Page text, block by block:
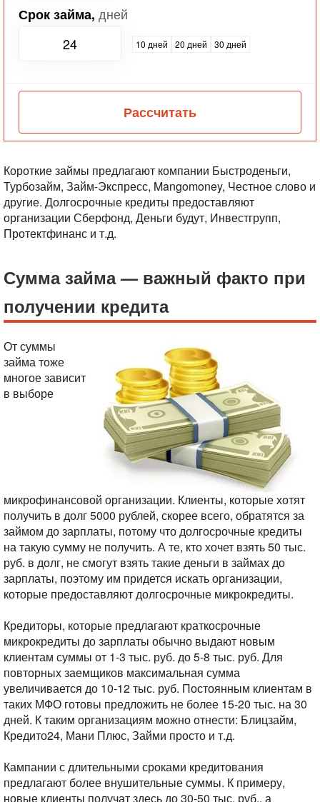
Срок займа, дней
10 дней 20 дней 30 дней
Рассчитать
Короткие займы предлагают компании Быстроденьги,
Турбозайм, Займ-Экспресс, Mangomoney, Честное слово и
другие. Долгосрочные кредиты предоставляют
организации Сберфонд, Деньги будут, Инвестгрупп,
Протектфинанс и т.д.
Сумма займа — важный факто при
получении кредита
От суммы
займа тоже
многое зависит
в выборе
микрофинансовой организации. Клиенты, которые хотят
получить в долг 5000 рублей, скорее всего, обратятся за
займом до зарплаты, потому что долгосрочные кредиты
на такую сумму не получить. А те, кто хочет взять 50 тыс.
руб. в долг, не смогут взять такие деньги в займах до
зарплаты, поэтому им придется искать организации,
которые предоставляют долгосрочные микрокредиты.
Кредиторы, которые предлагают краткосрочные
микрокредиты до зарплаты обычно выдают новым
клиентам суммы от 1-3 тыс. руб. до 5-8 тыс. руб. Для
повторных заемщиков максимальная сумма
увеличивается до 10-12 тыс. руб. Постоянным клиентам в
таких МФО готовы предложить не более 15-20 тыс. на 30
дней. К таким организациям можно отнести: Блицзайм,
Кредито24, Мани Плюс, Займи просто и т.д.
Кампании с длительными сроками кредитования
предлагают более внушительные суммы. К примеру,
новые клиенты получат здесь до 30-50 тыс. руб., а